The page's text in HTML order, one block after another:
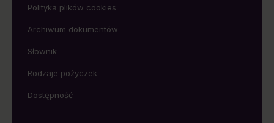
Polityka plików cookies
Archiwum dokumentów
Słownik
Rodzaje pożyczek
Dostępność